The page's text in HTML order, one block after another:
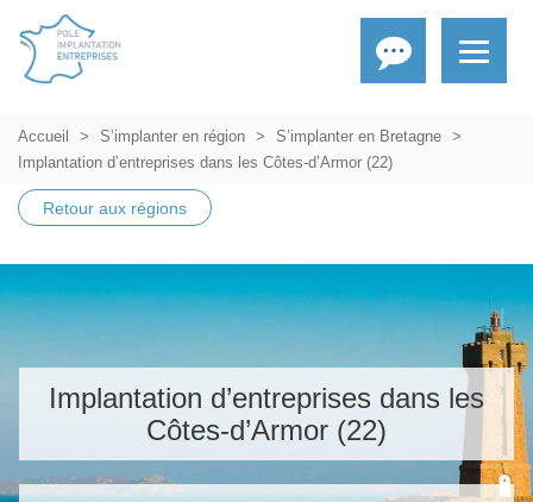
Accueil S’implanter en région
S’implanter en Bretagne
Implantation d’entreprises dans les Côtes-d’Armor (22)
Retour aux régions
Implantation d’entreprises dans les
Côtes-d’Armor (22)